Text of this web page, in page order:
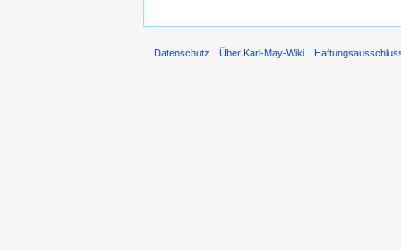
Datenschutz Über Karl-May-Wiki